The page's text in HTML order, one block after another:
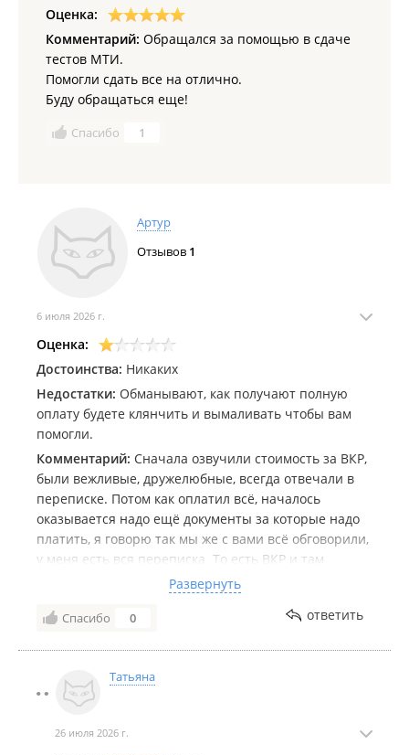
Оценка:
Комментарий: Обращался за помощью в сдаче
тестов МТИ.
Помогли сдать все на отлично.
Буду обращаться еще!
Спасибо 1
Артур
Отзывов 1
6 июля 2026 г.
Оценка:
Достоинства: Никаких
Недостатки: Обманывают, как получают полную
оплату будете клянчить и вымаливать чтобы вам
помогли.
Комментарий: Сначала озвучили стоимость за ВКР,
были вежливые, дружелюбные, всегда отвечали в
переписке. Потом как оплатил всё, началось
оказывается надо ещё документы за которые надо
платить, я говорю так мы же с вами всё обговорили,
у меня есть вся переписка. То есть ВКР и там
должен быть краткий доклад, я спросил это за всё
сказали да, а потом за доклад 6000 ещё попросили.
Чтобы подпись поставить в работу 2500. На звонки
Развернуть
Спасибо 0 ответить
Татьяна
26 июля 2026 г.